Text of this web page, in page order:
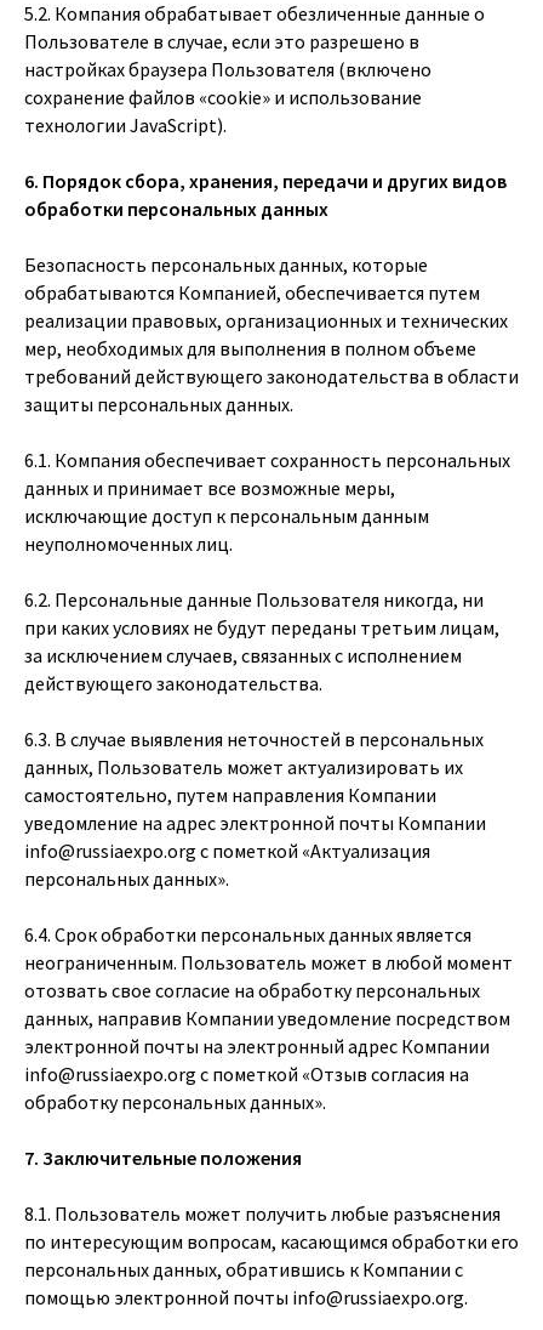
5.2. Компания обрабатывает обезличенные данные о
Пользователе в случае, если это разрешено в
настройках браузера Пользователя (включено
сохранение файлов «cookie» и использование
технологии JavaScript).
6. Порядок сбора, хранения, передачи и других видов
обработки персональных данных
Безопасность персональных данных, которые
обрабатываются Компанией, обеспечивается путем
реализации правовых, организационных и технических
мер, необходимых для выполнения в полном объеме
требований действующего законодательства в области
защиты персональных данных.
6.1. Компания обеспечивает сохранность персональных
данных и принимает все возможные меры,
исключающие доступ к персональным данным
неуполномоченных лиц.
6.2. Персональные данные Пользователя никогда, ни
при каких условиях не будут переданы третьим лицам,
за исключением случаев, связанных с исполнением
действующего законодательства.
6.3. В случае выявления неточностей в персональных
данных, Пользователь может актуализировать их
самостоятельно, путем направления Компании
уведомление на адрес электронной почты Компании
info@russiaexpo.org с пометкой «Актуализация
персональных данных».
6.4. Срок обработки персональных данных является
неограниченным. Пользователь может в любой момент
отозвать свое согласие на обработку персональных
данных, направив Компании уведомление посредством
электронной почты на электронный адрес Компании
info@russiaexpo.org с пометкой «Отзыв согласия на
обработку персональных данных».
7. Заключительные положения
8.1. Пользователь может получить любые разъяснения
по интересующим вопросам, касающимся обработки его
персональных данных, обратившись к Компании с
помощью электронной почты info@russiaexpo.org.